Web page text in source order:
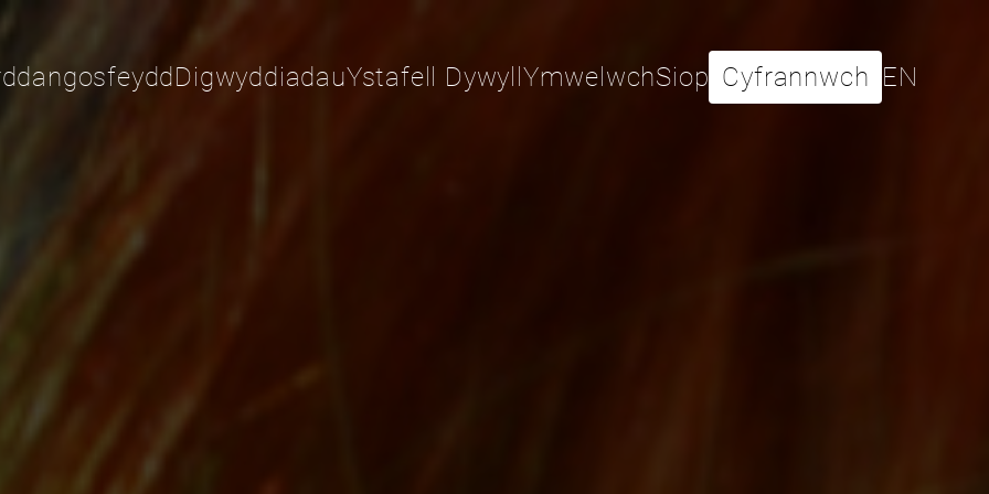
DigwyddiadauYstafell Dywyll YmwelwchSiop Cyfrannwch EN